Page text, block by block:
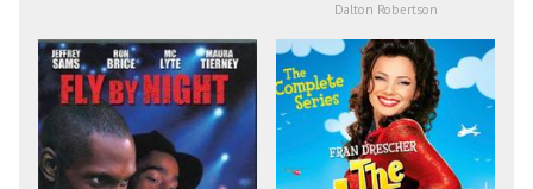
Dalton Robertson